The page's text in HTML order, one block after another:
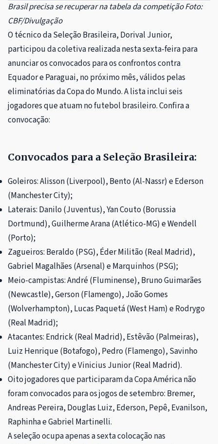
Brasil precisa se recuperar na tabela da competição Foto:
CBF/Divulgação
O técnico da Seleção Brasileira, Dorival Junior,
participou da coletiva realizada nesta sexta-feira para
anunciar os convocados para os confrontos contra
Equador e Paraguai, no próximo mês, válidos pelas
eliminatórias da Copa do Mundo. A lista inclui seis
jogadores que atuam no futebol brasileiro. Confira a
convocação:
Convocados para a Seleção Brasileira:
Goleiros: Alisson (Liverpool), Bento (Al-Nassr) e Ederson
(Manchester City);
Laterais: Danilo (Juventus), Yan Couto (Borussia
Dortmund), Guilherme Arana (Atlético-MG) e Wendell
(Porto);
Zagueiros: Beraldo (PSG), Éder Militão (Real Madrid),
Gabriel Magalhães (Arsenal) e Marquinhos (PSG);
Meio-campistas: André (Fluminense), Bruno Guimarães
(Newcastle), Gerson (Flamengo), João Gomes
(Wolverhampton), Lucas Paquetá (West Ham) e Rodrygo
(Real Madrid);
Atacantes: Endrick (Real Madrid), Estêvão (Palmeiras),
Luiz Henrique (Botafogo), Pedro (Flamengo), Savinho
(Manchester City) e Vinicius Junior (Real Madrid).
Oito jogadores que participaram da Copa América não
foram convocados para os jogos de setembro: Bremer,
Andreas Pereira, Douglas Luiz, Ederson, Pepê, Evanilson,
Raphinha e Gabriel Martinelli.
A seleção ocupa apenas a sexta colocação nas